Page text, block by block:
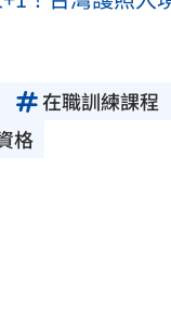
在職訓練課程
格